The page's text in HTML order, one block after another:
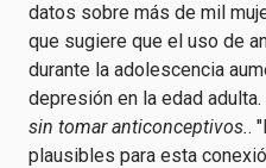
datos sobre más de mil
que sugiere que el uso de
durante la adolescencia
depresión en la edad adulta.
sin tomar anticonceptivos..
plausibles para esta